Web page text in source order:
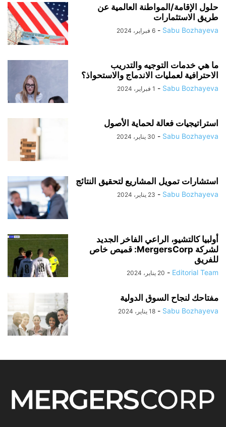
حلول الإقامة/المواطنة العالمية عن
طريق الاستثمارات
Sabu Bozhayeva
- 6 فبراير، 2024
ما هي خدمات التوجيه والتدريب
الاحترافية لعمليات الاندماج والاستحواذ؟
Sabu Bozhayeva
- 1 فبراير، 2024
استراتيجيات فعالة لحماية الأصول
Sabu Bozhayeva
- 30 يناير، 2024
استشارات تمويل المشاريع لتحقيق النتائج
Sabu Bozhayeva
- 23 يناير، 2024
أولبيا كالتشيو، الراعي الفاخر الجديد
لشركة MergersCorp: قميص خاص
للفريق
Editorial Team
- 20 يناير، 2024
مفتاحك لنجاح السوق الدولية
Sabu Bozhayeva
- 18 يناير، 2024